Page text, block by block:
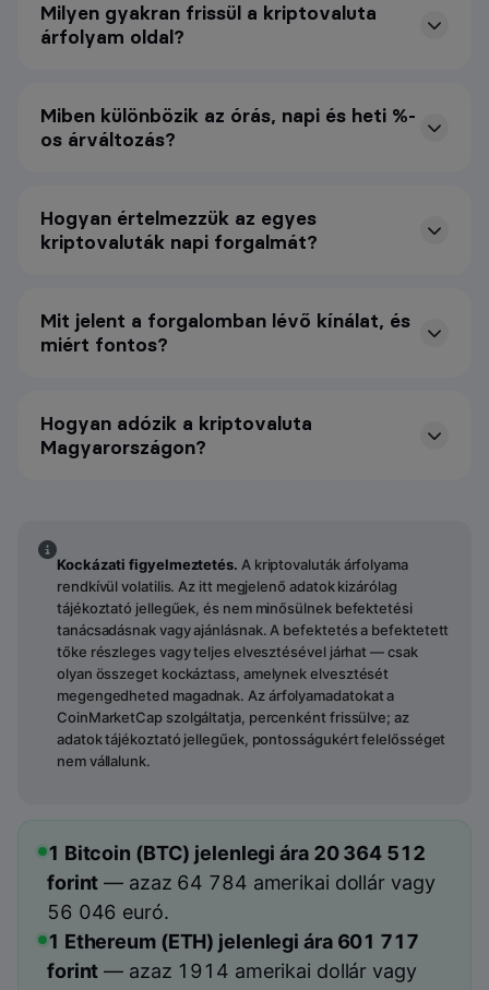
Milyen gyakran frissül a kriptovaluta
árfolyam oldal?
Miben különbözik az órás, napi és heti %-
os árváltozás?
Hogyan értelmezzük az egyes
kriptovaluták napi forgalmát?
Mit jelent a forgalomban lévő kínálat, és
miért fontos?
Hogyan adózik a kriptovaluta
Magyarországon?
Kockázati figyelmeztetés. A kriptovaluták árfolyama
rendkívül volatilis. Az itt megjelenő adatok kizárólag
tájékoztató jellegűek, és nem minősülnek befektetési
tanácsadásnak vagy ajánlásnak. A befektetés a befektetett
tőke részleges vagy teljes elvesztésével járhat — csak
olyan összeget kockáztass, amelynek elvesztését
megengedheted magadnak. Az árfolyamadatokat a
CoinMarketCap szolgáltatja, percenként frissülve; az
adatok tájékoztató jellegűek, pontosságukért felelősséget
nem vállalunk.
1 Bitcoin (BTC) jelenlegi ára 20 364 512
forint — azaz 64 784 amerikai dollár vagy
56 046 euró.
1 Ethereum (ETH) jelenlegi ára 601 717
forint — azaz 1914 amerikai dollár vagy